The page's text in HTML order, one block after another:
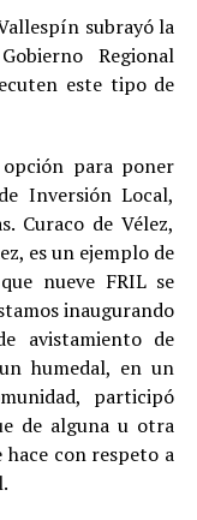
subrayó la
Regional
este tipo de
para poner
Inversión Local,
Curaco de Vélez,
es un ejemplo de
nueve FRIL se
inaugurando
avistamiento de
humedal, en un
participó
de alguna u otra
hace con respeto a